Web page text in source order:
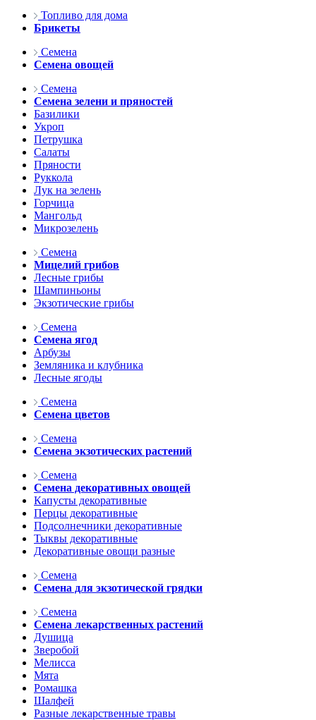
Топливо для дома
Брикеты
Семена
Семена овощей
Семена
Семена зелени и пряностей
Базилики
Укроп
Петрушка
Салаты
Пряности
Руккола
Лук на зелень
Горчица
Мангольд
Микрозелень
Семена
Мицелий грибов
Лесные грибы
Шампиньоны
Экзотические грибы
Семена
Семена ягод
Арбузы
Земляника и клубника
Лесные ягоды
Семена
Семена цветов
Семена
Семена экзотических растений
Семена
Семена декоративных овощей
Капусты декоративные
Перцы декоративные
Подсолнечники декоративные
Тыквы декоративные
Декоративные овощи разные
Семена
Семена для экзотической грядки
Семена
Семена лекарственных растений
Душица
Зверобой
Мелисса
Мята
Ромашка
Шалфей
Разные лекарственные травы